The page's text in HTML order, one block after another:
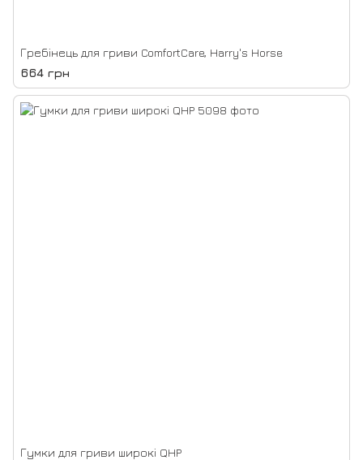
Гребінець для гриви ComfortCare, Harry's Horse
664 грн
Гумки для гриви широкі QHP